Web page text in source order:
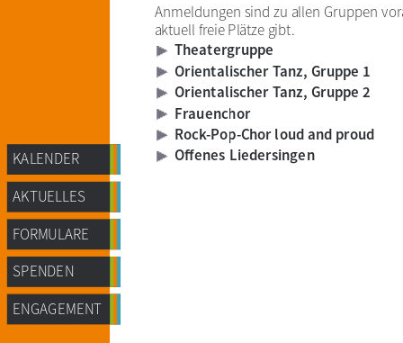
KALENDER
AKTUELLES
FORMULARE
SPENDEN
ENGAGEMENT
Anmeldungen sind zu allen Gruppen
aktuell freie Plätze gibt.
Theatergruppe
Orientalischer Tanz, Gruppe 1
Orientalischer Tanz, Gruppe 2
Frauenchor
Rock-Pop-Chor loud and proud
Offenes Liedersingen